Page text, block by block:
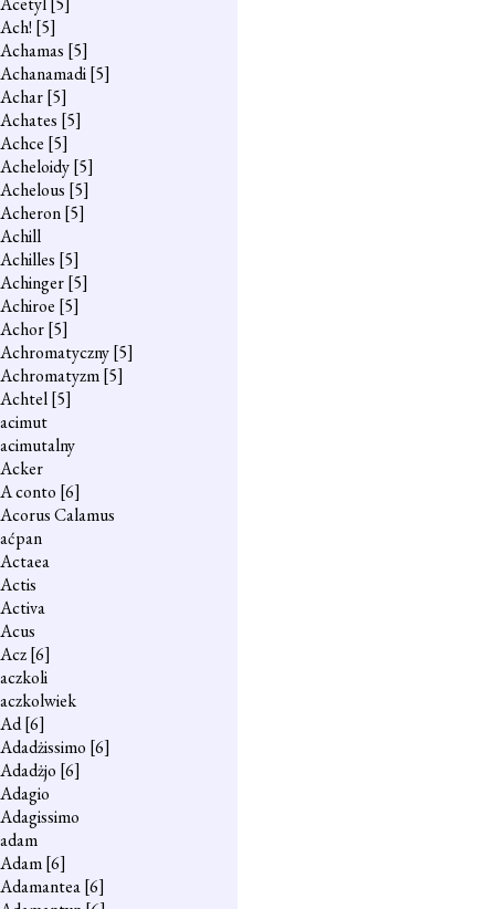
Ach! [5]
Achamas [5]
Achanamadi[5]
Achar[5]
Achates [5]
Achce [5]
Acheloidy[5]
Achelous [5]
Acheron[5]
Achill
Achilles [5]
Achinger[5]
Achiroe [5]
Achor[5]
Achromatyczny[5]
Achromatyzm[5]
Achtel[5]
acimut
acimutalny
Acker
A conto [6]
Acorus Calamus
aćpan
Actaea
Actis
Activa
Acus
Acz[6]
aczkoli
aczkolwiek
Ad[6]
Adadżissimo [6]
Adadżjo [6]
Adagio
Adagissimo
adam
Adam[6]
Adamantea[6]